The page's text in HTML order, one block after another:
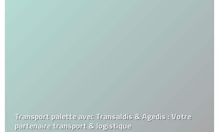
Transport palette avec Transaldis & Agedis : Votre
partenaire transport & logistique